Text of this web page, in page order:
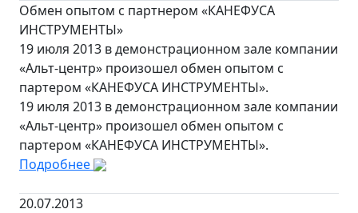
Обмен опытом с партнером «КАНЕФУСА
ИНСТРУМЕНТЫ»
19 июля 2013 в демонстрационном зале компании
«Альт-центр» произошел обмен опытом с
партером «КАНЕФУСА ИНСТРУМЕНТЫ».
19 июля 2013 в демонстрационном зале компании
«Альт-центр» произошел обмен опытом с
партером «КАНЕФУСА ИНСТРУМЕНТЫ».
Подробнее
20.07.2013